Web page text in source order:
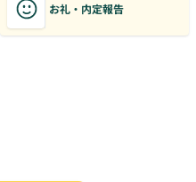
お礼・内定報告